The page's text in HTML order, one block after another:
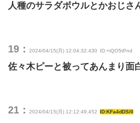
人種のサラダボウルとかおじさ
19： 2024/04/15(月) 12:04:32.430 ID:+iQO5tPnd
佐々木ピーと被ってあんまり面
21： 2024/04/15(月) 12:12:49.452 ID:KFa4dDS/0